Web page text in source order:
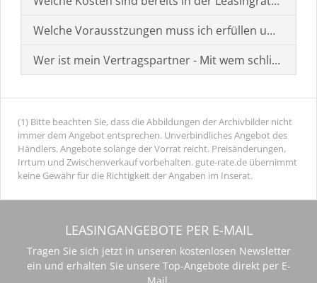
Welche Vorausstzungen muss ich erfüllen um einen
Wer ist mein Vertragspartner - Mit wem schließe ich
(1) Bitte beachten Sie, dass die Abbildungen der Archivbilder nicht
immer dem Angebot entsprechen. Unverbindliches Angebot des
Händlers. Angebote solange der Vorrat reicht. Preisänderungen,
Irrtum und Zwischenverkauf vorbehalten. gute-rate.de übernimmt
keine Gewähr für die Richtigkeit der Angaben im Inserat.
LEASINGANGEBOTE PER E-MAIL
Tragen Sie sich jetzt in unseren kostenlosen Newsletter
ein und erhalten Sie unsere Top-Angebote direkt per E-